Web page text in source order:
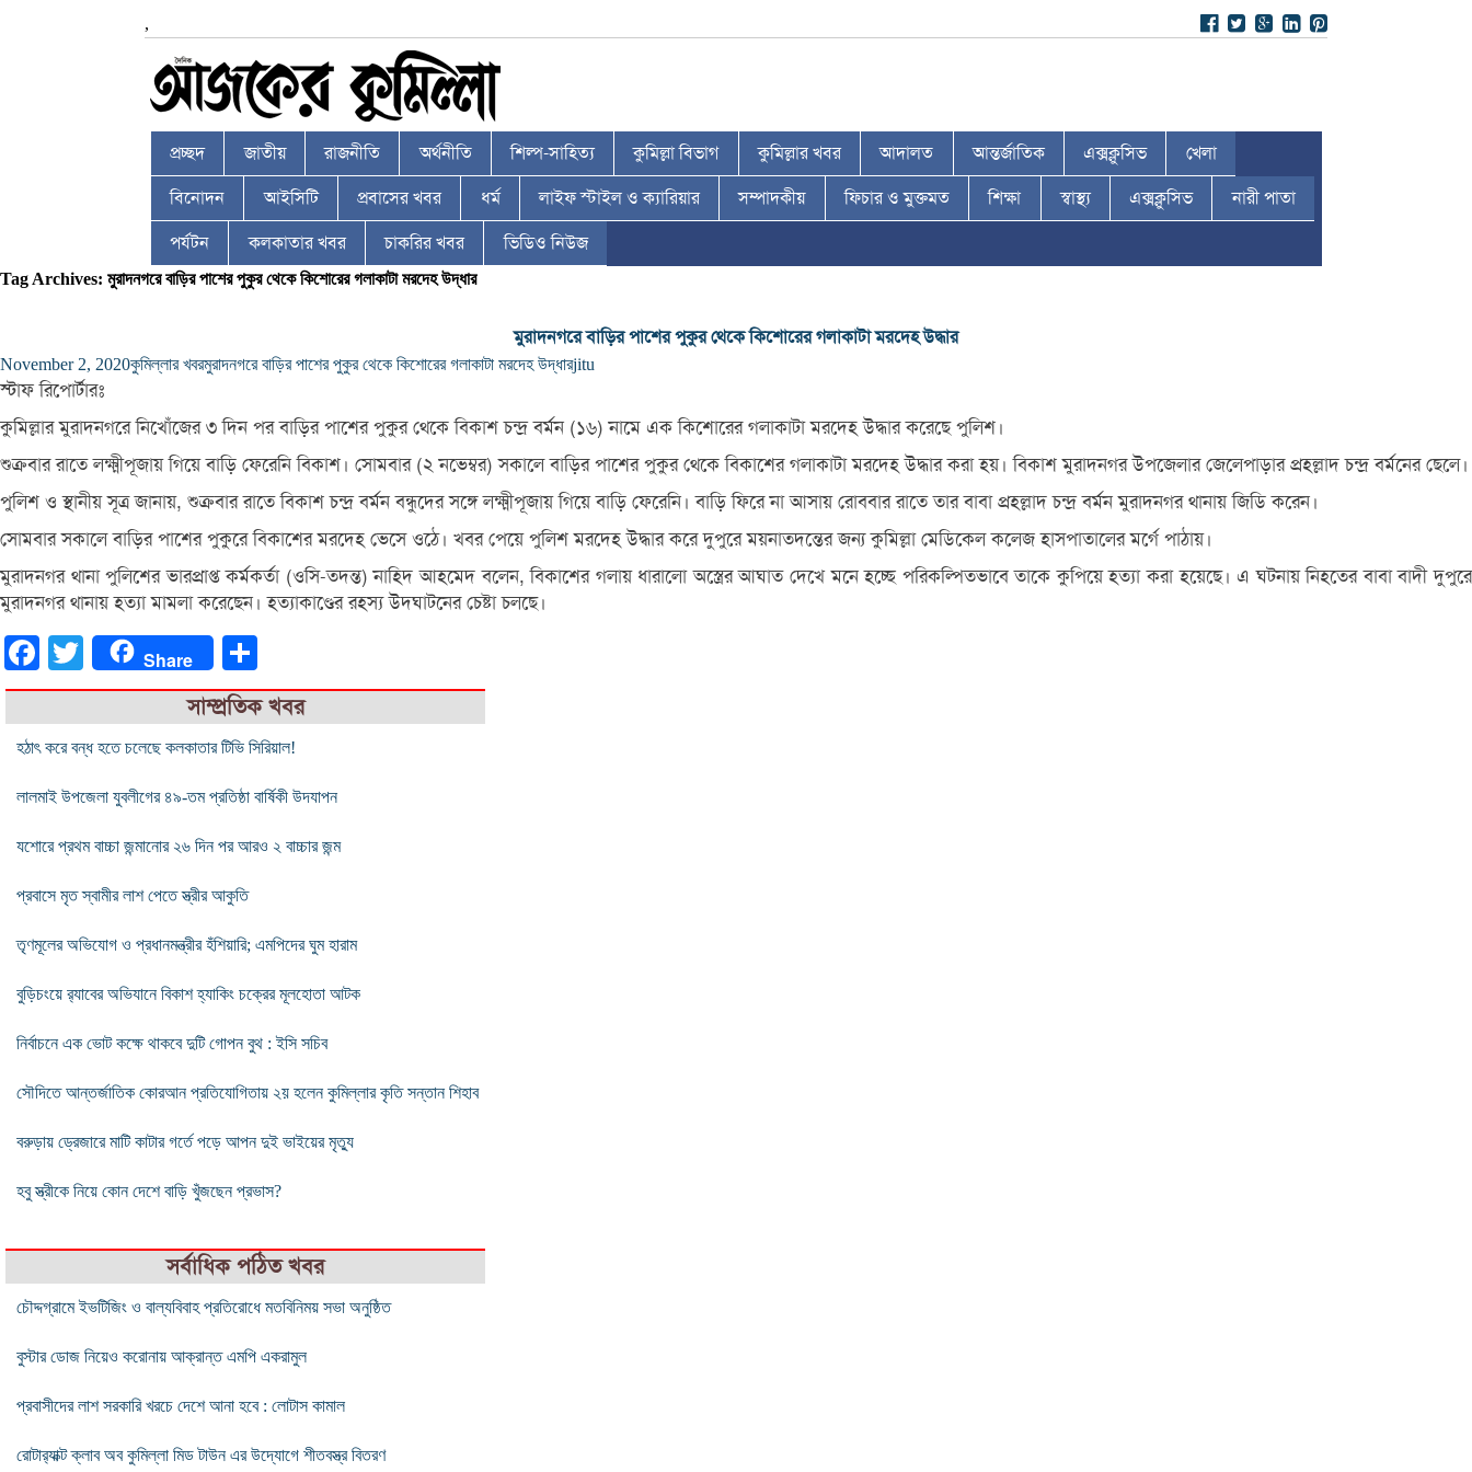
,
প্রচ্ছদ জাতীয় রাজনীতি অর্থনীতি শিল্প-সাহিত্য কুমিল্লা বিভাগ কুমিল্লার খবর আদালত আন্তর্জাতিক এক্সক্লুসিভ খেলা
বিনোদন আইসিটি প্রবাসের খবর ধর্ম লাইফ স্টাইল ও ক্যারিয়ার সম্পাদকীয় ফিচার ও মুক্তমত শিক্ষা স্বাস্থ্য এক্সক্লুসিভ নারী পাতা
পর্যটন কলকাতার খবর চাকরির খবর ভিডিও নিউজ
Tag Archives: মুরাদনগরে বাড়ির পাশের পুকুর থেকে কিশোরের গলাকাটা মরদেহ উদ্ধার
মুরাদনগরে বাড়ির পাশের পুকুর থেকে কিশোরের গলাকাটা মরদেহ উদ্ধার
November 2, 2020কুমিল্লার খবরমুরাদনগরে বাড়ির পাশের পুকুর থেকে কিশোরের গলাকাটা মরদেহ উদ্ধারjitu
স্টাফ রিপোর্টারঃ
কুমিল্লার মুরাদনগরে নিখোঁজের ৩ দিন পর বাড়ির পাশের পুকুর থেকে বিকাশ চন্দ্র বর্মন (১৬) নামে এক কিশোরের গলাকাটা মরদেহ উদ্ধার করেছে পুলিশ।
শুক্রবার রাতে লক্ষ্মীপূজায় গিয়ে বাড়ি ফেরেনি বিকাশ। সোমবার (২ নভেম্বর) সকালে বাড়ির পাশের পুকুর থেকে বিকাশের গলাকাটা মরদেহ উদ্ধার করা হয়। বিকাশ মুরাদনগর উপজেলার জেলেপাড়ার প্রহল্লাদ চন্দ্র বর্মনের ছেলে।
পুলিশ ও স্থানীয় সূত্র জানায়, শুক্রবার রাতে বিকাশ চন্দ্র বর্মন বন্ধুদের সঙ্গে লক্ষ্মীপূজায় গিয়ে বাড়ি ফেরেনি। বাড়ি ফিরে না আসায় রোববার রাতে তার বাবা প্রহল্লাদ চন্দ্র বর্মন মুরাদনগর থানায় জিডি করেন।
সোমবার সকালে বাড়ির পাশের পুকুরে বিকাশের মরদেহ ভেসে ওঠে। খবর পেয়ে পুলিশ মরদেহ উদ্ধার করে দুপুরে ময়নাতদন্তের জন্য কুমিল্লা মেডিকেল কলেজ হাসপাতালের মর্গে পাঠায়।
মুরাদনগর থানা পুলিশের ভারপ্রাপ্ত কর্মকর্তা (ওসি-তদন্ত) নাহিদ আহমেদ বলেন, বিকাশের গলায় ধারালো অস্ত্রের আঘাত দেখে মনে হচ্ছে পরিকল্পিতভাবে তাকে কুপিয়ে হত্যা করা হয়েছে। এ ঘটনায় নিহতের বাবা বাদী দুপুরে
মুরাদনগর থানায় হত্যা মামলা করেছেন। হত্যাকাণ্ডের রহস্য উদঘাটনের চেষ্টা চলছে।
FacebookTwitter Share
সাম্প্রতিক খবর
হঠাৎ করে বন্ধ হতে চলেছে কলকাতার টিভি সিরিয়াল!
লালমাই উপজেলা যুবলীগের ৪৯-তম প্রতিষ্ঠা বার্ষিকী উদযাপন
যশোরে প্রথম বাচ্চা জন্মানোর ২৬ দিন পর আরও ২ বাচ্চার জন্ম
প্রবাসে মৃত স্বামীর লাশ পেতে স্ত্রীর আকুতি
তৃণমূলের অভিযোগ ও প্রধানমন্ত্রীর হঁশিয়ারি; এমপিদের ঘুম হারাম
বুড়িচংয়ে র‌্যাবের অভিযানে বিকাশ হ্যাকিং চক্রের মূলহোতা আটক
নির্বাচনে এক ভোট কক্ষে থাকবে দুটি গোপন বুথ : ইসি সচিব
সৌদিতে আন্তর্জাতিক কোরআন প্রতিযোগিতায় ২য় হলেন কুমিল্লার কৃতি সন্তান শিহাব
বরুড়ায় ড্রেজারে মাটি কাটার গর্তে পড়ে আপন দুই ভাইয়ের মৃত্যু
হবু স্ত্রীকে নিয়ে কোন দেশে বাড়ি খুঁজছেন প্রভাস?
সর্বাধিক পঠিত খবর
চৌদ্দগ্রামে ইভটিজিং ও বাল্যবিবাহ প্রতিরোধে মতবিনিময় সভা অনুষ্ঠিত
বুস্টার ডোজ নিয়েও করোনায় আক্রান্ত এমপি একরামুল
প্রবাসীদের লাশ সরকারি খরচে দেশে আনা হবে : লোটাস কামাল
রোটার‌্যাক্ট ক্লাব অব কুমিল্লা মিড টাউন এর উদ্যোগে শীতবস্ত্র বিতরণ